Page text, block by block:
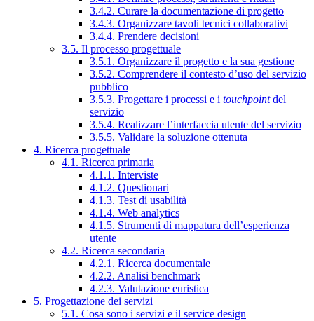
3.4.2. Curare la documentazione di progetto
3.4.3. Organizzare tavoli tecnici collaborativi
3.4.4. Prendere decisioni
3.5. Il processo progettuale
3.5.1. Organizzare il progetto e la sua gestione
3.5.2. Comprendere il contesto d’uso del servizio
pubblico
3.5.3. Progettare i processi e i touchpointdel
servizio
3.5.4. Realizzare l’interfaccia utente del servizio
3.5.5. Validare la soluzione ottenuta
4. Ricerca progettuale
4.1. Ricerca primaria
4.1.1. Interviste
4.1.2. Questionari
4.1.3. Test di usabilità
4.1.4. Web analytics
4.1.5. Strumenti di mappatura dell’esperienza
utente
4.2. Ricerca secondaria
4.2.1. Ricerca documentale
4.2.2. Analisi benchmark
4.2.3. Valutazione euristica
5. Progettazione dei servizi
5.1. Cosa sono i servizi e il service design